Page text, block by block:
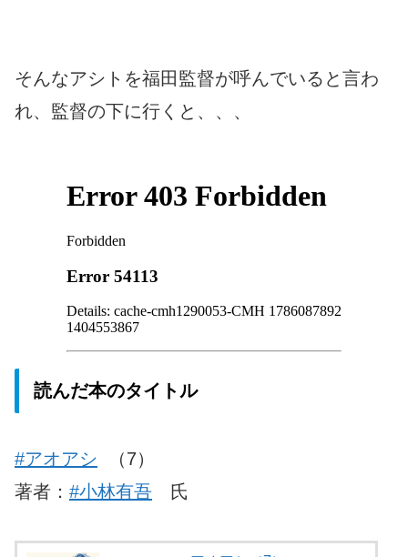
そんなアシトを福田監督が呼んでいると言わ
れ、監督の下に行くと、、、
読んだ本のタイトル
#アオアシ （7）
著者： #小林有吾 氏